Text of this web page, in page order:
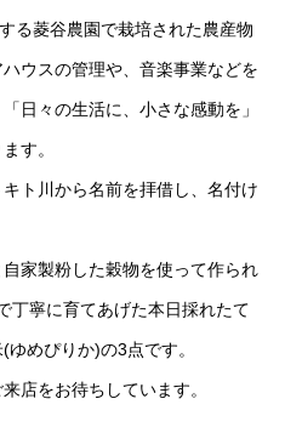
る菱谷農園で栽培された農産物
ウスの管理や、音楽事業などを
日々の生活に、小さな感動を」
す。
ト川から名前を拝借し、名付け
家製粉した穀物を使って作られ
丁寧に育てあげた本日採れたて
めぴりか)の3点です。
店をお待ちしています。